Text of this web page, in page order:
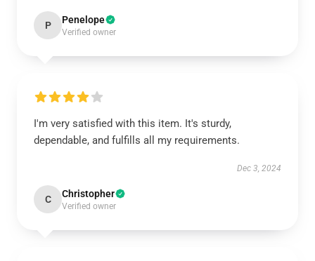
P Penelope
Verified owner
I'm very satisfied with this item. It's sturdy,
dependable, and fulfills all my requirements.
Dec 3, 2024
C Christopher
Verified owner